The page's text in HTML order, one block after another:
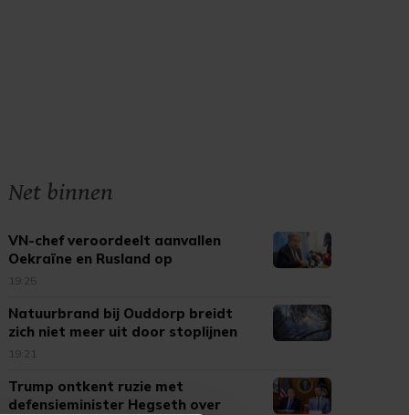
Net binnen
VN-chef veroordeelt aanvallen
Oekraïne en Rusland op
burgerdoelen
19:25
Natuurbrand bij Ouddorp breidt
zich niet meer uit door stoplijnen
19:21
Trump ontkent ruzie met
defensieminister Hegseth over